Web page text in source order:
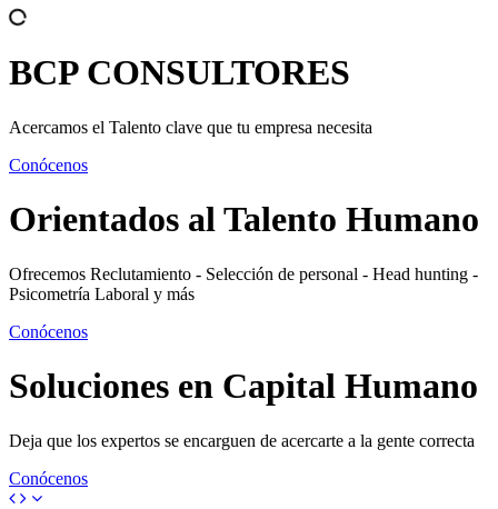
BCPCONSULTORES
Acercamos el Talento clave que tu empresa necesita
Conócenos
Orientados alTalento Humano
Ofrecemos Reclutamiento - Selección de personal - Head hunting -
Psicometría Laboral y más
Conócenos
Soluciones en Capital Humano
Deja que los expertos se encarguen de acercarte a la gente correcta
Conócenos